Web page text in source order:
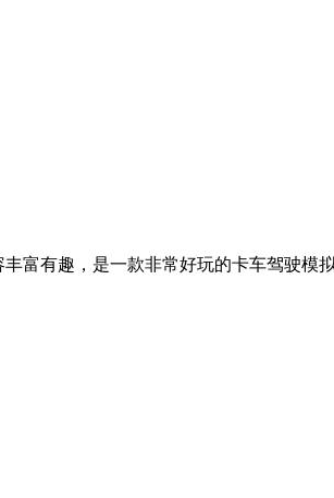
富有趣，是一款非常好玩的卡车驾驶模拟